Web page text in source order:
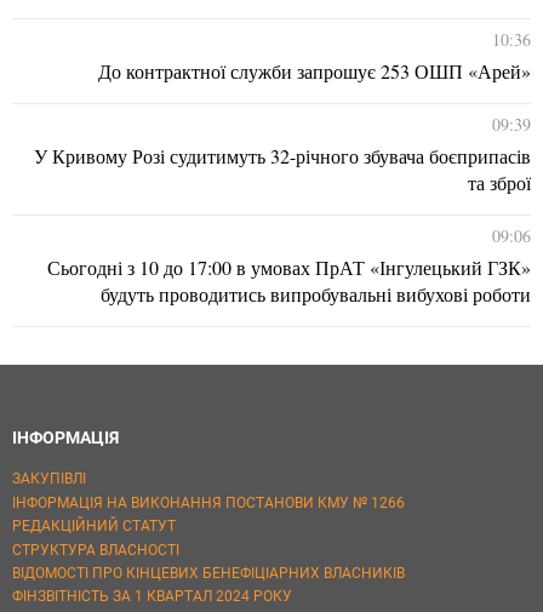
10:36
До контрактної служби запрошує 253 ОШП «Арей»
09:39
У Кривому Розі судитимуть 32-річного збувача боєприпасів
та зброї
09:06
Сьогодні з 10 до 17:00 в умовах ПрАТ «Інгулецький ГЗК»
будуть проводитись випробувальні вибухові роботи
ІНФОРМАЦІЯ
ЗАКУПІВЛІ
ІНФОРМАЦІЯ НА ВИКОНАННЯ ПОСТАНОВИ КМУ № 1266
РЕДАКЦІЙНИЙ СТАТУТ
СТРУКТУРА ВЛАСНОСТІ
ВІДОМОСТІ ПРО КІНЦЕВИХ БЕНЕФІЦІАРНИХ ВЛАСНИКІВ
ФІНЗВІТНІСТЬ ЗА 1 КВАРТАЛ 2024 РОКУ